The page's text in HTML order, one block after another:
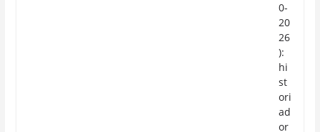
0-
20
26
):
hi
st
ori
ad
or